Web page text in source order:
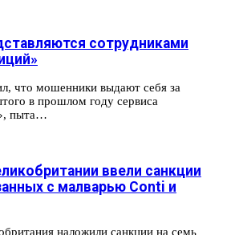
сотрудниками
что мошенники выдают себя за
в прошлом году сервиса
пыта…
ввели санкции
с малварью Conti и
наложили санкции на семь